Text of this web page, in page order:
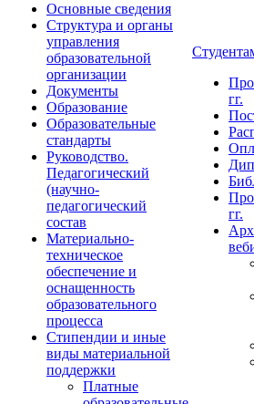
Основные сведения
Структура и органы
управления
образовательной
организации
Документы
Образование
Образовательные
стандарты
Руководство.
Педагогический
(научно-
педагогический
состав
Материально-
техническое
обеспечение и
оснащенность
образовательного
процесса
Стипендии и иные
виды материальной
поддержки
Платные
гг.
гг.